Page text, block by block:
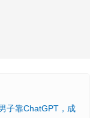
子靠ChatGPT，成